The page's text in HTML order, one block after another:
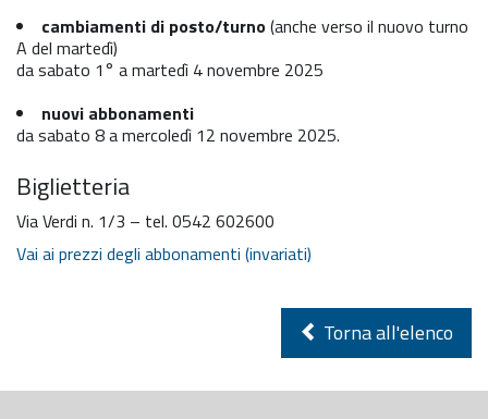
cambiamenti di posto/turno(anche verso il nuovo turno
A del martedì)
da sabato 1° a martedì 4 novembre 2025
nuovi abbonamenti
da sabato 8 a mercoledì 12 novembre 2025.
Biglietteria
Via Verdi n. 1/3 – tel. 0542 602600
Vai ai prezzi degli abbonamenti (invariati)
Torna all'elenco